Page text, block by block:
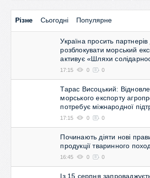
Різне Сьогодні Популярне
Україна просить
розблокувати морський
активує «Шляхи
17:15 0 0
Тарас Висоцький:
морського експорту
потребує міжнародної
17:15 0 0
Починають діяти нові
продукції тваринного
16:45 0 0
Із 15 серпня